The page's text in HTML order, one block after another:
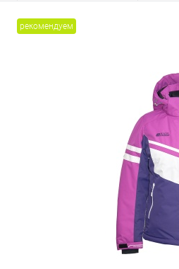
рекомендуем